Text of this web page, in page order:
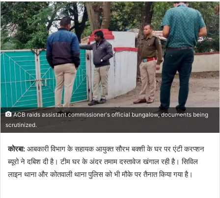
ACB raids assistant commissioner's official bungalow, documents being
scrutinized.
कोरबा: आबकारी विभाग के सहायक आयुक्त सौरभ बक्शी के घर पर एंटी करप्शन
ब्यूरो ने दबिश दी है। टीम घर के अंदर तमाम दस्तावेज खंगाल रही है। सिविल
लाइन थाना और कोतवाली थाना पुलिस को भी मौके पर तैनात किया गया है।